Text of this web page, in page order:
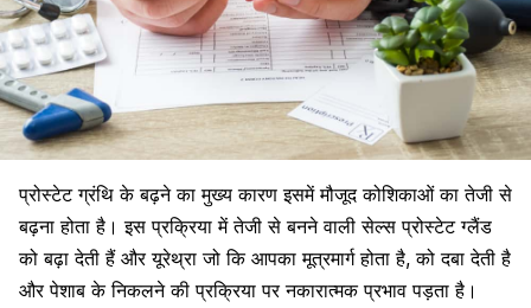
प्रोस्टेट ग्रंथि के बढ़ने का मुख्य कारण इसमें मौजूद कोशिकाओं का तेजी से
बढ़ना होता है। इस प्रक्रिया में तेजी से बनने वाली सेल्स प्रोस्टेट ग्लैंड
को बढ़ा देती हैं और यूरेथ्रा जो कि आपका मूत्रमार्ग होता है, को दबा देती है
और पेशाब के निकलने की प्रक्रिया पर नकारात्मक प्रभाव पड़ता है।